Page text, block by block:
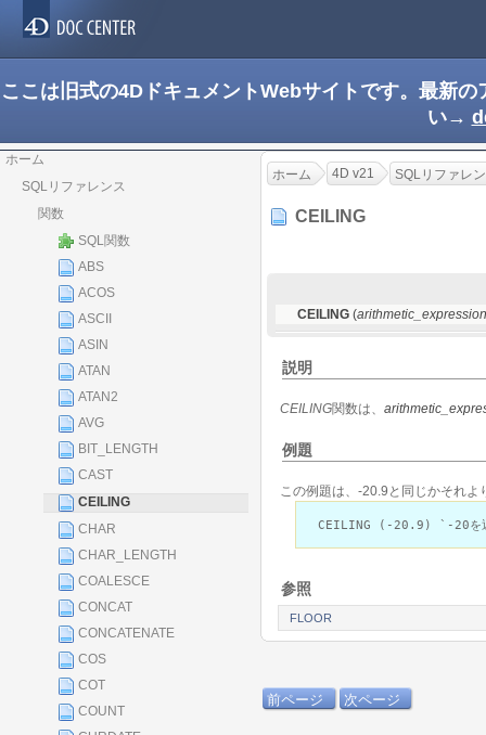
ここは旧式の4DドキュメントWebサイトです。最新
い→
ホーム
SQLリファレンス
関数
SQL関数
ABS
ACOS
ASCII
ASIN
ATAN
ATAN2
AVG
BIT_LENGTH
CAST
CEILING
CHAR
CHAR_LENGTH
COALESCE
CONCAT
CONCATENATE
COS
COT
COUNT
ホーム 4D v21 SQLリファレ
CEILING
CEILING (arithmetic_expression
説明
CEILING関数は、
例題
この例題は、-20.9と同じかそれ
CEILING (-20.9) `-20を
参照
FLOOR
前ページ 次ページ